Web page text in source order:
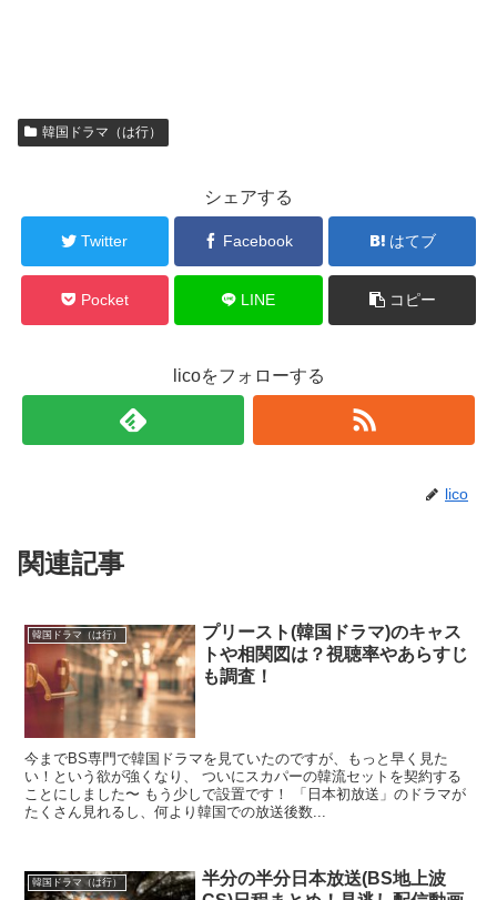
韓国ドラマ（は行）
シェアする
Twitter Facebook はてブ
Pocket LINE コピー
licoをフォローする
lico
関連記事
韓国ドラマ（は行）
プリースト(韓国ドラマ)のキャス
トや相関図は？視聴率やあらすじ
も調査！
今までBS専門で韓国ドラマを見ていたのですが、もっと早く見た
い！という欲が強くなり、 ついにスカパーの韓流セットを契約する
ことにしました〜 もう少しで設置です！ 「日本初放送」のドラマが
たくさん見れるし、何より韓国での放送後数...
韓国ドラマ（は行）
半分の半分日本放送(BS地上波